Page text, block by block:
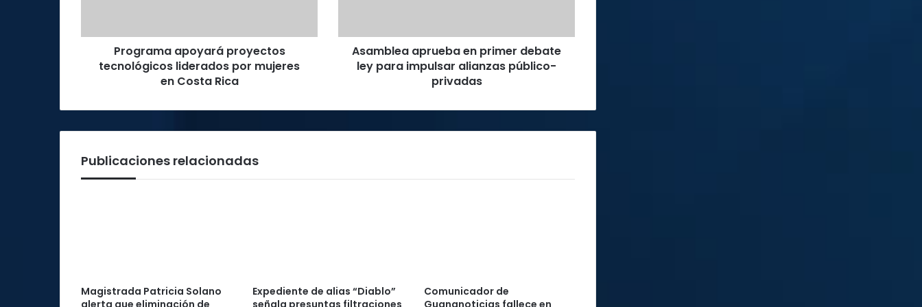
Costa
Programa apoyará proyectos
tecnológicos liderados por mujeres
en Costa Rica
alianzas
público-
privadas
Asamblea aprueba en primer debate
ley para impulsar alianzas público-
privadas
Publicaciones relacionadas
Magistrada Patricia Solano
alerta que eliminación de
Expediente de alias “Diablo”
señala presuntas filtraciones
Comunicador de
Guananoticias fallece en